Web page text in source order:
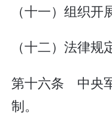
（十一）组织开
（十二）法律规
第十六条 中央
制。